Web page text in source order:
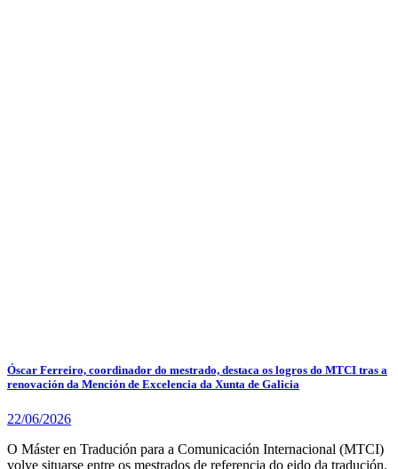
Óscar Ferreiro, coordinador do mestrado, destaca os logros do MTCI tras a
renovación da Mención de Excelencia da Xunta de Galicia
22/06/2026
O Máster en Tradución para a Comunicación Internacional (MTCI)
volve situarse entre os mestrados de referencia do eido da tradución.